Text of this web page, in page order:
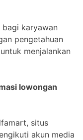
karyawan
pengetahuan
menjalankan
lowongan
situs
akun media